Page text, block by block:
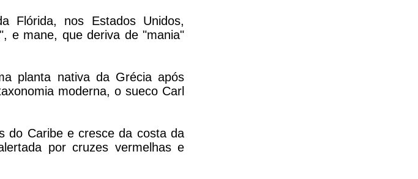
Flórida, nos Estados Unidos,
e mane, que deriva de "mania"
planta nativa da Grécia após
moderna, o sueco Carl
do Caribe e cresce da costa da
por cruzes vermelhas e